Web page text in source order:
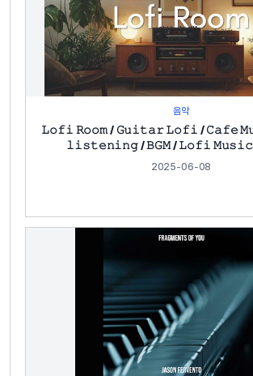
음악
𝙻𝚘𝚏𝚒 𝚁𝚘𝚘𝚖 / 𝙶𝚞𝚒𝚝𝚊𝚛 𝙻𝚘𝚏𝚒 / 𝙲𝚊𝚏𝚎
𝚕𝚒𝚜𝚝𝚎𝚗𝚒𝚗𝚐 / 𝙱𝙶𝙼 / 𝙻𝚘𝚏𝚒
2025-06-08